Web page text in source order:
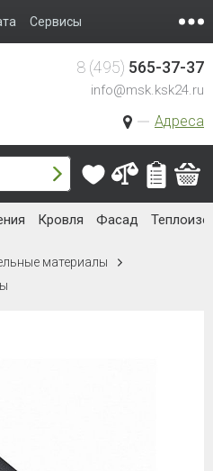
Сервисы
Адреса
8 (495) 565-37-37
info@msk.ksk24.ru
Кровля Фасад
материалы